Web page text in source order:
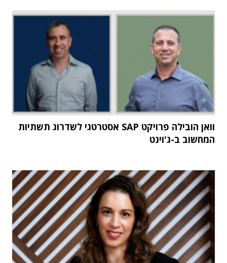
וואן הובילה פרויקט SAP אסטרטגי לשדרוג תשתיות
המחשוב ב-ג'וינט